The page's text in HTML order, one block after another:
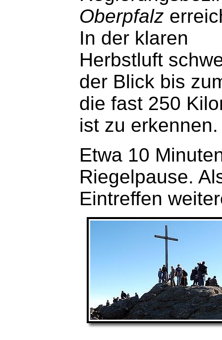
Oberpfalz
In der klaren
Herbstluft
der Blick bis
die fast 250
ist zu erkennen.
Etwa 10
Riegelpause.
Eintreffen